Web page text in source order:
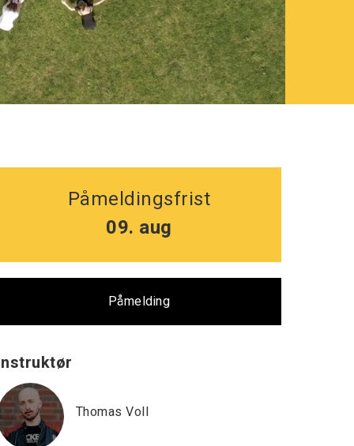
Påmeldingsfrist
09. aug
Påmelding
Thomas Voll